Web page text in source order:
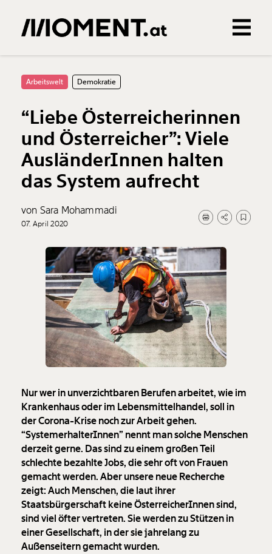
0Treffer
Arbeitswelt Demokratie
“Liebe Österreicherinnen
und Österreicher”: Viele
AusländerInnen halten
das System aufrecht
von Sara Mohammadi
07. April 2020
Nur wer in unverzichtbaren Berufen arbeitet, wie im
Krankenhaus oder im Lebensmittelhandel, soll in
der Corona-Krise noch zur Arbeit gehen.
“SystemerhalterInnen” nennt man solche Menschen
derzeit gerne. Das sind zu einem großen Teil
schlechte bezahlte Jobs, die sehr oft von Frauen
gemacht werden. Aber unsere neue Recherche
zeigt: Auch Menschen, die laut ihrer
Staatsbürgerschaft keine ÖsterreicherInnen sind,
sind viel öfter vertreten. Sie werden zu Stützen in
einer Gesellschaft, in der sie jahrelang zu
Außenseitern gemacht wurden.